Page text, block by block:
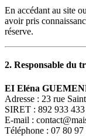
En accédant au site
avoir pris
réserve.
2. Responsable du
EI Eléna
Adresse : 23 rue
SIRET : 892 933
E-mail :
Téléphone : 07 80 97